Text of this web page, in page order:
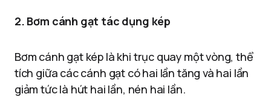
2. Bơm cánh gạt tác dụng kép
Bơm cánh gạt kép là khi trục quay một vòng, thể
tích giữa các cánh gạt có hai lần tăng và hai lần
giảm tức là hút hai lần, nén hai lần.